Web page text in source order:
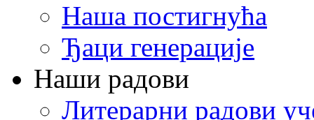
Наша постигнућа
Ђаци генерације
Наши радови
Литерарни радови